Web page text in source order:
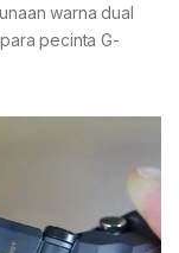
warna dual
pecinta G-